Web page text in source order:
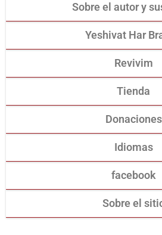
Sobre el autor y
Yeshivat Har
Revivim
Tienda
Donaciones
Idiomas
facebook
Sobre el